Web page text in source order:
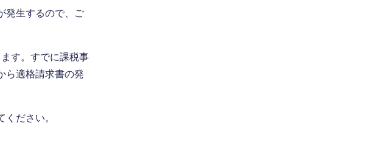
発生するので、ご
す。すでに課税事
ら適格請求書の発
ださい。